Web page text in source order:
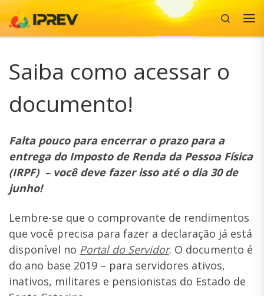
Skip to content
Search
Saiba como acessar o
documento!
Falta pouco para encerrar o prazo para a
entrega do Imposto de Renda da Pessoa Física
(IRPF) – você deve fazer isso até o dia 30 de
junho!
Lembre-se que o comprovante de rendimentos
que você precisa para fazer a declaração já está
disponível no Portal do Servidor. O documento é
do ano base 2019 – para servidores ativos,
inativos, militares e pensionistas do Estado de